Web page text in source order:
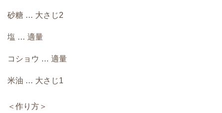
砂糖 … 大さじ2
塩 … 適量
コショウ … 適量
米油 … 大さじ1
＜作り方＞